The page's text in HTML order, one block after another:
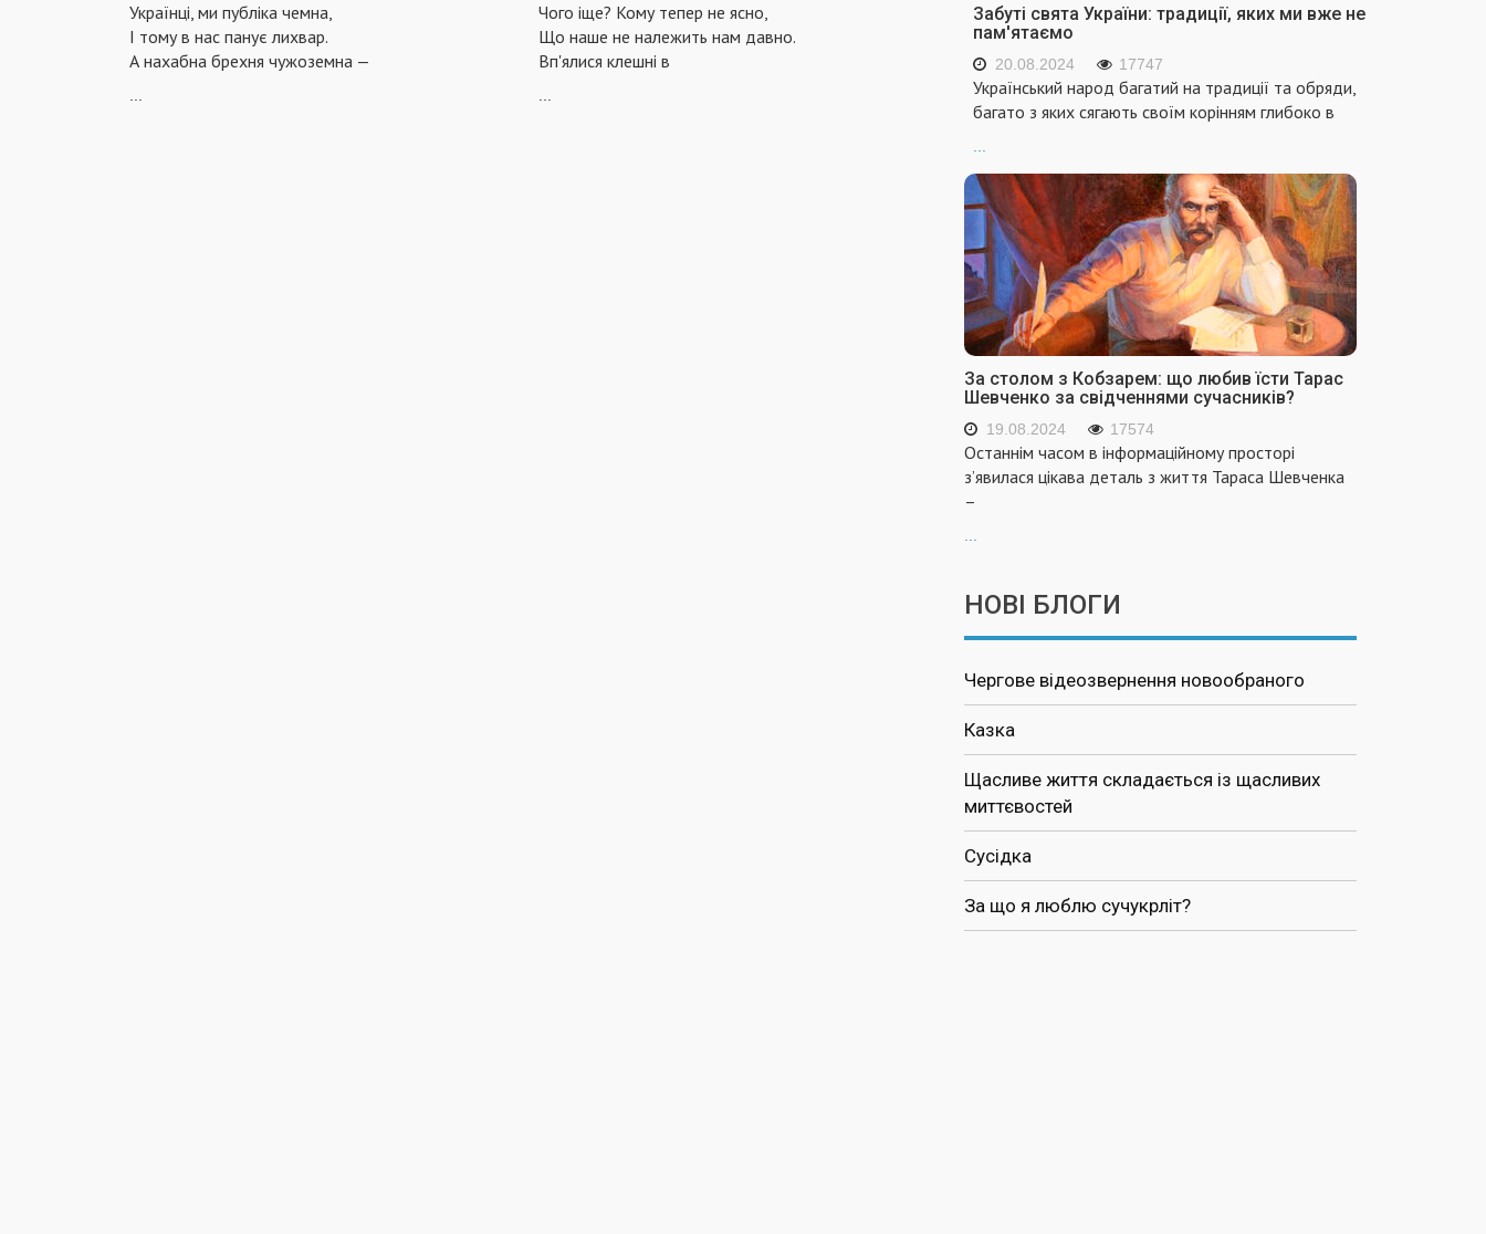
Українці, ми публіка чемна,
І тому в нас панує лихвар.
А нахабна брехня чужоземна —
Чого іще? Кому тепер не ясно,
Що наше не належить нам давно.
Вп'ялися клешні в
Забуті свята України: традиції, яких ми вже не
пам'ятаємо
20.08.2024 17747
Український народ багатий на традиції та обряди,
багато з яких сягають своїм корінням глибоко в
...
За столом з Кобзарем: що любив їсти Тарас
Шевченко за свідченнями сучасників?
19.08.2024 17574
Останнім часом в інформаційному просторі
з’явилася цікава деталь з життя Тараса Шевченка
–
...
НОВІ БЛОГИ
Чергове відеозвернення новообраного
Казка
Щасливе життя складається із щасливих
миттєвостей
Сусідка
За що я люблю сучукрліт?